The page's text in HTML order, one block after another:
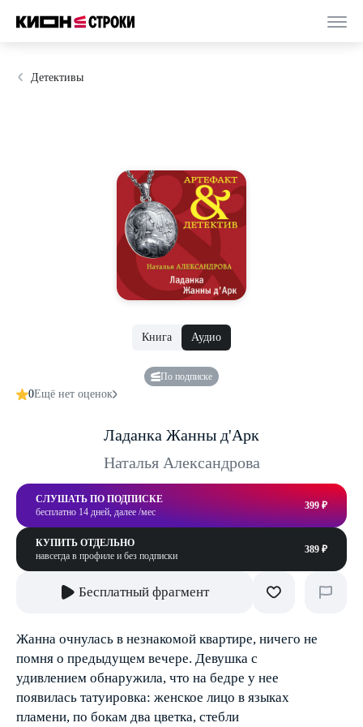
Детективы
Книга Аудио
По подписке
0Ещё нет оценок
Ладанка Жанны д'Арк
Наталья Александрова
СЛУШАТЬ ПО ПОДПИСКЕ
бесплатно 14 дней, далее /мес
399 ₽
КУПИТЬ ОТДЕЛЬНО
навсегда в профиле и без подписки
389 ₽
Бесплатный фрагмент
Жанна очнулась в незнакомой квартире, ничего не
помня о предыдущем вечере. Девушка с
удивлением обнаружила, что на бедре у нее
появилась татуировка: женское лицо в языках
пламени, по бокам два цветка, стебли